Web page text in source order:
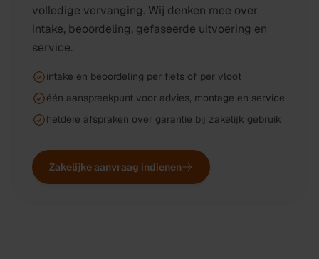
volledige vervanging. Wij denken mee over
intake, beoordeling, gefaseerde uitvoering en
service.
intake en beoordeling per fiets of per vloot
één aanspreekpunt voor advies, montage en service
heldere afspraken over garantie bij zakelijk gebruik
Zakelijke aanvraag indienen